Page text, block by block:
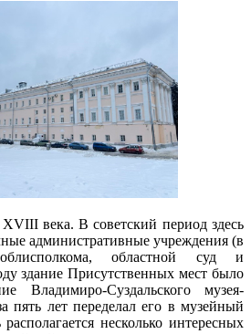
века. В советский период здесь
административные учреждения (в
областной суд и
здание Присутственных мест было
Владимиро-Суздальского музея-
пять лет переделал его в музейный
несколько интересных